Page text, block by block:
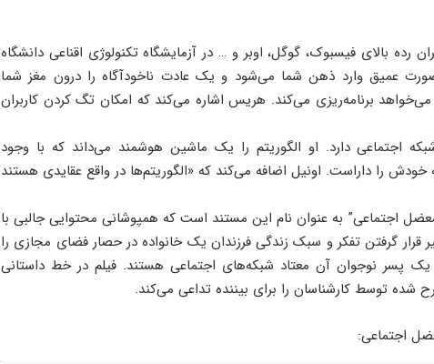
بالای فیسبوک، گوگل، اوبر و … در آزمایشگاه تکنولوژی اقناعی دانشگاه
عمیق وارد ذهن شما می‌شود و یک عادت ناخودآگاه را درون مغز شما
برنامه‌ریزی می‌کند. هریس اشاره می‌کند که امکان تگ کردن کاربران
اجتماعی دارد. او الگوریتم را یک ماشین هوشمند می‌داند که با وجود
خودش را داراست. اونیل اضافه می‌کند که «الگوریتم‌ها در واقع عقایدی هستند
اجتماعی” به عنوان نام این مستند است که همپوشانی محتوایی جالبی با
قرار گرفتن تفکر و سبک زندگی فرزندان یک خانواده در حصار فضای مجازی را
پسر نوجوان آن معتاد شبکه‌های اجتماعی هستند. فیلم در خط داستانی
توسط کارشناسان را برای بیننده تداعی می‌کند.
اجتماعی: